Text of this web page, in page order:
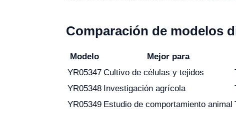
Comparación de modelos
Modelo Mejor para
YR05347 Cultivo de células y tejidos
YR05348 Investigación agrícola
YR05349 Estudio de comportamiento animal